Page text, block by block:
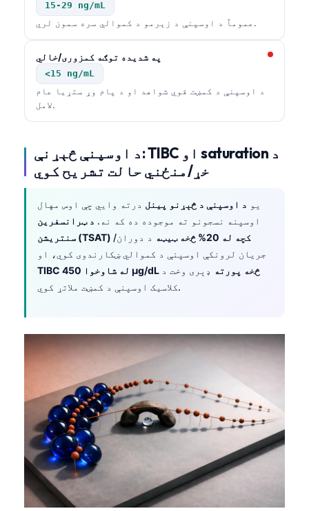
15-29 ng/mL
عموماً د اوسپنې د زېرمو د کموالي سره سمون لري.
په شدیده توګه کمزوری/خالي
<15 ng/mL
د اوسپنې د کمښت قوي شواهد او د پام وړ ستړیا عام
لامل.
د اوسپنې څېړنې: TIBC او saturation د
خړ/منځني حالت تشریح کوي
یو د اوسپنې د څېړنو پینل درته وایي چې اوس مهال
اوسپنه نسجونو ته موجوده ده که نه. د ټرانسفرین
سنتریشن (TSAT) کچه له 20% څخه ټیټه
د دوران/
جریان لرونکې اوسپنې د کموالي ښکارندوی کوي، او
TIBC له شاوخوا 450 µg/dL څخه پورته ډېری وخت د
کلاسیک اوسپنې د کمښت ملاتړ کوي.